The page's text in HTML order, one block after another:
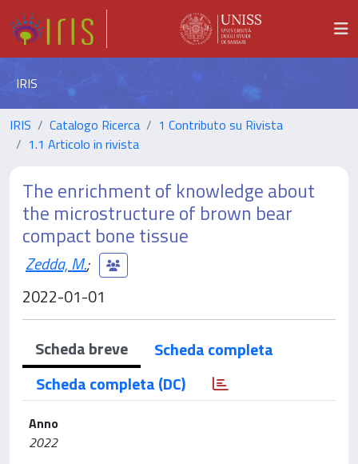
IRIS
IRIS Catalogo Ricerca
1 Contributo su Rivista
1.1 Articolo in rivista
The enrichment of knowledge about
the microstructure of brown bear
compact bone tissue
Zedda, M.;
2022-01-01
Scheda breve
Scheda completa
Scheda completa (DC)
Anno
2022